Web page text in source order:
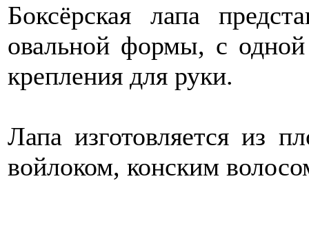
Боксёрская лапа
овальной формы, с
крепления для руки.
Лапа изготовляется из
войлоком, конским